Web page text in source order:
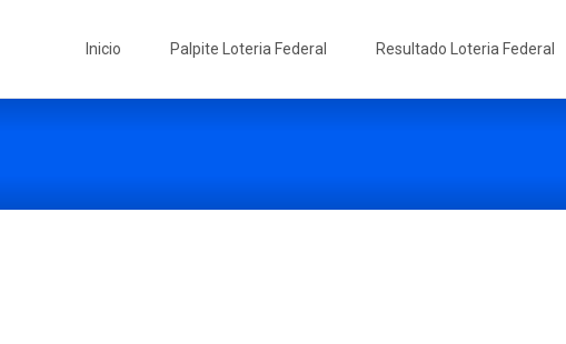
Inicio Palpite Loteria Federal Resultado Loteria Federal